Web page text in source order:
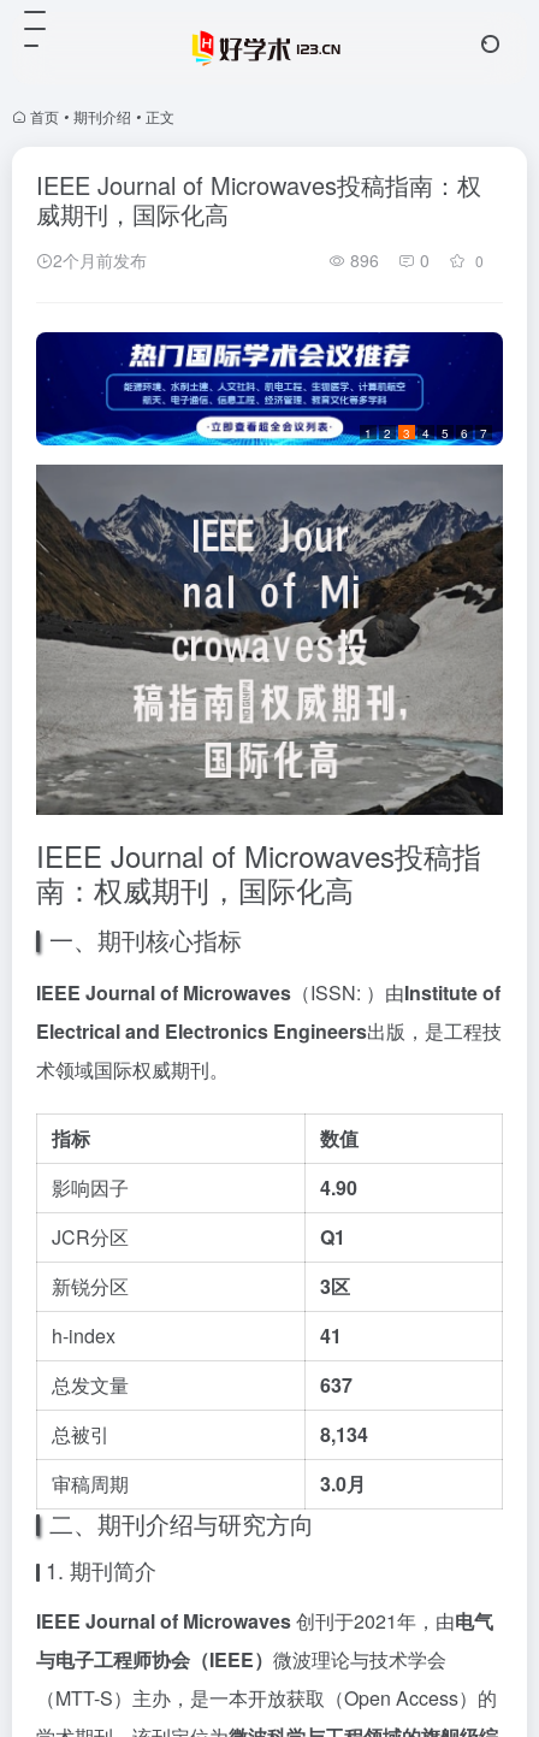
首页 • 期刊介绍 • 正文
IEEE Journal of Microwaves投稿指南：权
威期刊，国际化高
2个月前发布 896 0 0
1 2 3 4 5 6 7
IEEE Journal of Microwaves投稿指
南：权威期刊，国际化高
一、期刊核心指标
IEEE Journal of Microwaves （ISSN: ）由Institute of
Electrical and Electronics Engineers出版，是工程技
术领域国际权威期刊。
指标
数值
影响因子
4.90
JCR分区
Q1
新锐分区
3区
h-index
41
总发文量
637
总被引
8,134
审稿周期
3.0月
二、期刊介绍与研究方向
1. 期刊简介
IEEE Journal of Microwaves创刊于2021年，由电气
与电子工程师协会（IEEE） 微波理论与技术学会
（MTT-S）主办，是一本开放获取（Open Access）的